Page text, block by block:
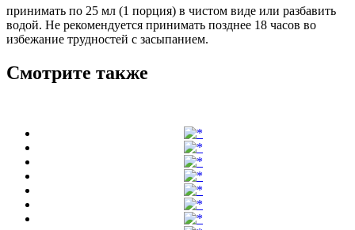
принимать по 25 мл (1 порция) в чистом виде или разбавить
водой. Не рекомендуется принимать позднее 18 часов во
избежание трудностей с засыпанием.
Смотрите также